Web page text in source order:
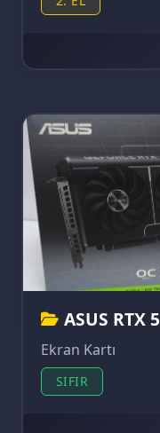
ASUS RTX
Ekran Kartı
SIFIR